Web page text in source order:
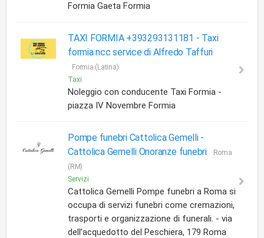
Formia Gaeta Formia
TAXI FORMIA +393293131181 - Taxi
formia ncc service di Alfredo Taffuri
Formia (Latina)
Taxi
Noleggio con conducente Taxi Formia -
piazza IV Novembre Formia
Pompe funebri Cattolica Gemelli -
Cattolica Gemelli Onoranze funebri
Roma
(RM)
Servizi
Cattolica Gemelli Pompe funebri a Roma si
occupa di servizi funebri come cremazioni,
trasporti e organizzazione di funerali. - via
dell’acquedotto del Peschiera, 179 Roma